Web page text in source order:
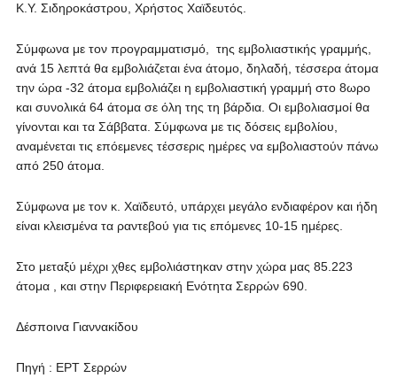
Κ.Υ. Σιδηροκάστρου, Χρήστος Χαϊδευτός.
Σύμφωνα με τον προγραμματισμό, της εμβολιαστικής γραμμής,
ανά 15 λεπτά θα εμβολιάζεται ένα άτομο, δηλαδή, τέσσερα άτομα
την ώρα -32 άτομα εμβολιάζει η εμβολιαστική γραμμή στο 8ωρο
και συνολικά 64 άτομα σε όλη της τη βάρδια. Οι εμβολιασμοί θα
γίνονται και τα Σάββατα. Σύμφωνα με τις δόσεις εμβολίου,
αναμένεται τις επόεμενες τέσσερις ημέρες να εμβολιαστούν πάνω
από 250 άτομα.
Σύμφωνα με τον κ. Χαϊδευτό, υπάρχει μεγάλο ενδιαφέρον και ήδη
είναι κλεισμένα τα ραντεβού για τις επόμενες 10-15 ημέρες.
Στο μεταξύ μέχρι χθες εμβολιάστηκαν στην χώρα μας 85.223
άτομα , και στην Περιφερειακή Ενότητα Σερρών 690.
Δέσποινα Γιαννακίδου
Πηγή : ΕΡΤ Σερρών